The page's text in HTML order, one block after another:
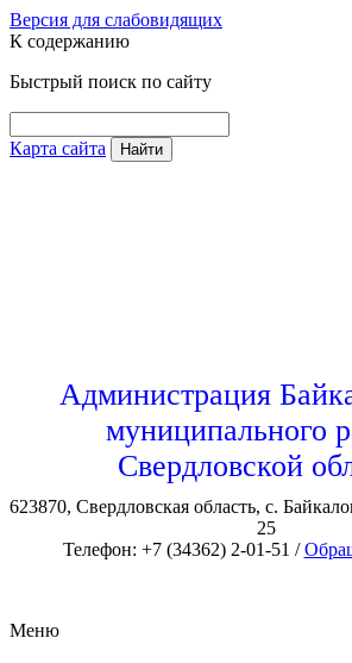
Версия для слабовидящих
К содержанию
Быстрый поиск по сайту
Карта сайта Найти
Администрация
муниципального
Свердловской
623870, Свердловская область, с.
25
Телефон: +7 (34362) 2-01-51 /
Меню